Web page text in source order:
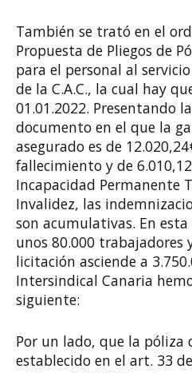
También se trató en el
Propuesta de Pliegos de
para el personal al
de la C.A.C., la cual hay
01.01.2022. Presentando la
documento en el que la
asegurado es de
fallecimiento y de
Incapacidad Permanente
Invalidez, las
son acumulativas. En
unos 80.000 trabajadores
licitación asciende a
Intersindical Canaria
siguiente:
Por un lado, que la póliza
establecido en el art. 33